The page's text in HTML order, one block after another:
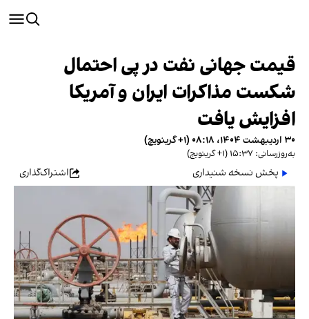
قیمت جهانی نفت در پی احتمال
شکست مذاکرات ایران و آمریکا
افزایش یافت
۳۰ اردیبهشت ۱۴۰۴، ۰۸:۱۸ (‎+۱ گرینویچ)
به‌روزرسانی: ۱۵:۳۷ (‎+۱ گرینویچ)
پخش نسخه شنیداری اشتراک‌گذاری